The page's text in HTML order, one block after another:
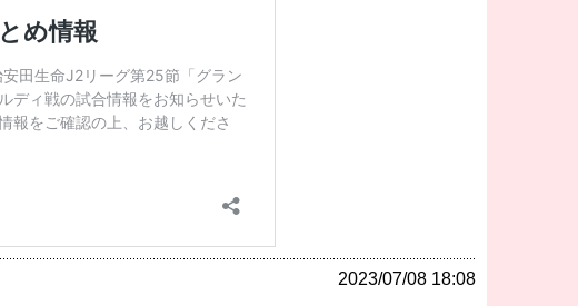
2023/07/08 18:08